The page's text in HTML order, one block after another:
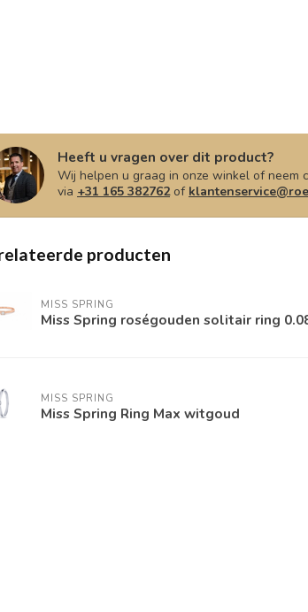
Heeft u vragen over dit product?
Wij helpen u graag in onze winkel of neem
via +31 165 382762of
producten
MISS SPRING
Miss Spring roségouden solitair ring
MISS SPRING
Miss Spring Ring Max witgoud